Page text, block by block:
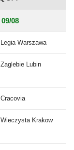
08
Legia Warszawa
Zaglebie Lubin
Cracovia
Wieczysta Krakow